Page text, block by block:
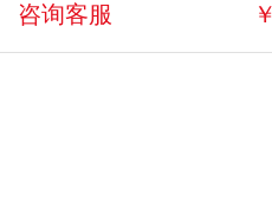
咨询客服